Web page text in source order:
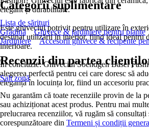
elegant și durabilitate.
Este ghiveciul potrivit pentru utilizare în
destinat utilizării în interior, fiind ideal pentru
interioare.
În concluzie: Ghiveciul Soendgen Basel
alegerea perfectă pentru cei care doresc să
eleganță în locuința lor, fiind un accesoriu
Categorii suplimentare
Lista de sărituri
Grădină
Ghivece & jardiniere pentru plante
Jardiniere
Accesorii ghivece & recipente
Recenzii din partea
Salt zonă
Nu garantăm că toate recenziile provin de la
sau achiziționat acest produs. Pentru mai
prelucrarea recenziilor, vă rugăm să consultați
corespunzătoare din Termeni și condiții